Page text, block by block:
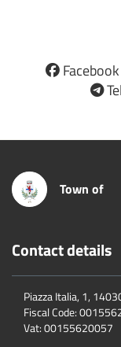
Facebook
Town of
Contact details
Piazza Italia, 1,
Fiscal Code:
Vat:00155620057